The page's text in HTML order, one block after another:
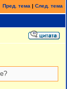
Пред. тема | След. тема